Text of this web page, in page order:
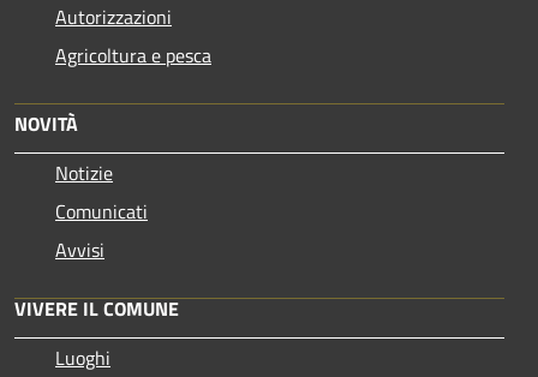
Autorizzazioni
Agricoltura e pesca
NOVITÀ
Notizie
Comunicati
Avvisi
VIVERE IL COMUNE
Luoghi